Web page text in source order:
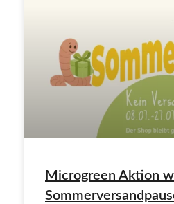
Microgreen Aktion